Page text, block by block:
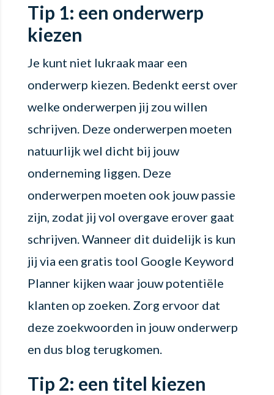
Tip 1: een onderwerp
kiezen
Je kunt niet lukraak maar een
onderwerp kiezen. Bedenkt eerst over
welke onderwerpen jij zou willen
schrijven. Deze onderwerpen moeten
natuurlijk wel dicht bij jouw
onderneming liggen. Deze
onderwerpen moeten ook jouw passie
zijn, zodat jij vol overgave erover gaat
schrijven. Wanneer dit duidelijk is kun
jij via een gratis tool Google Keyword
Planner kijken waar jouw potentiële
klanten op zoeken. Zorg ervoor dat
deze zoekwoorden in jouw onderwerp
en dus blog terugkomen.
Tip 2: een titel kiezen